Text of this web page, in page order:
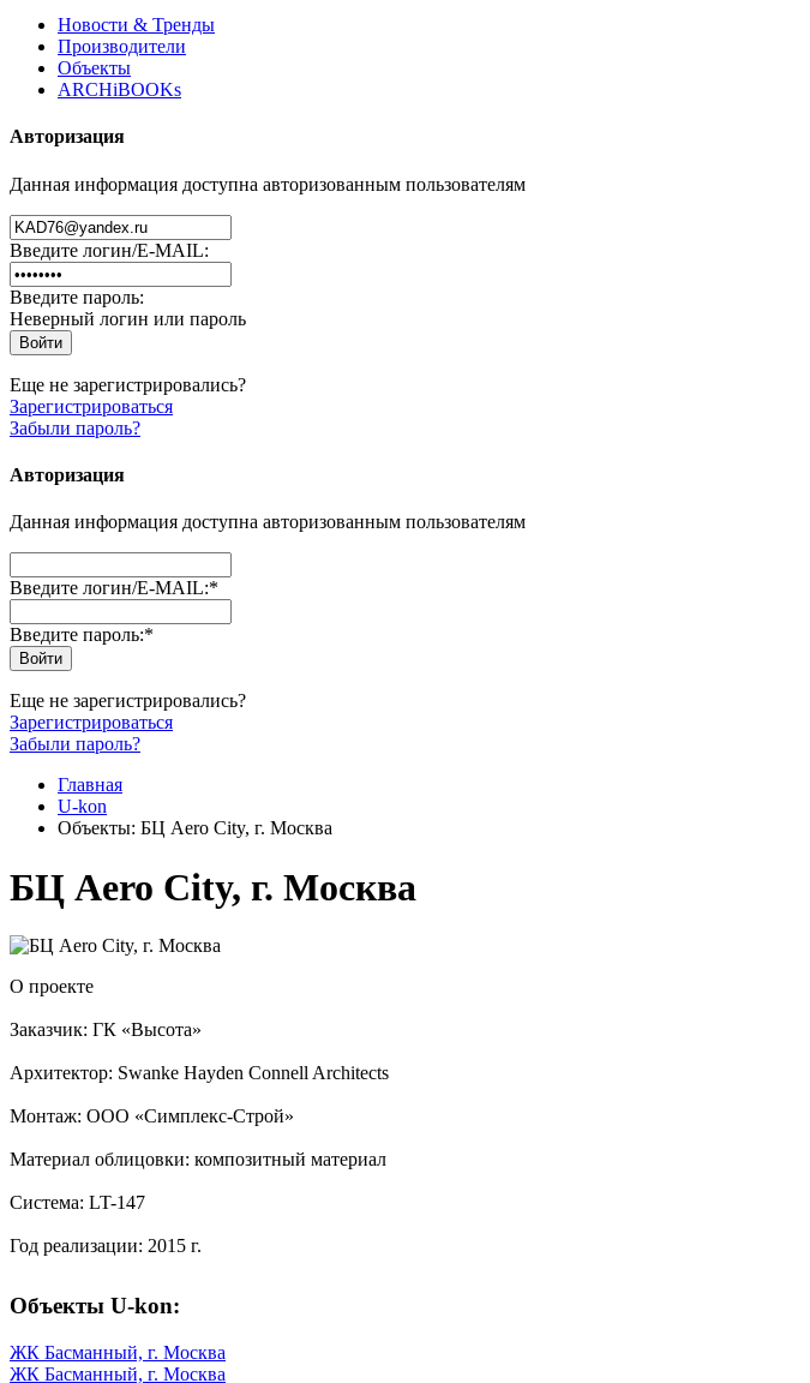
Новости & Тренды
Производители
Объекты
ARCHiBOOKs
Авторизация
Данная информация доступна авторизованным пользователям
Введите логин/E-MAIL:
Введите пароль:
Неверный логин или пароль
Еще не зарегистрировались?
Зарегистрироваться
Забыли пароль?
Авторизация
Данная информация доступна авторизованным пользователям
Введите логин/E-MAIL:*
Введите пароль:*
Еще не зарегистрировались?
Зарегистрироваться
Забыли пароль?
Главная
U-kon
Объекты: БЦ Aero City, г. Москва
БЦ Aero City, г. Москва
О проекте
Заказчик: ГК «Высота»
Архитектор: Swanke Hayden Connell Architects
Монтаж: ООО «Симплекс-Строй»
Материал облицовки: композитный материал
Система: LT-147
Год реализации: 2015 г.
Объекты U-kon:
ЖК Басманный, г. Москва
ЖК Басманный, г. Москва